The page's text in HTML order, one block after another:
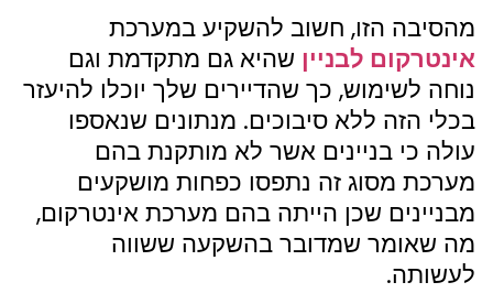
מהסיבה הזו, חשוב להשקיע במערכת
אינטרקום לבניין שהיא גם מתקדמת וגם
נוחה לשימוש, כך שהדיירים שלך יוכלו להיעזר
בכלי הזה ללא סיבוכים. מנתונים שנאספו
עולה כי בניינים אשר לא מותקנת בהם
מערכת מסוג זה נתפסו כפחות מושקעים
מבניינים שכן הייתה בהם מערכת אינטרקום,
מה שאומר שמדובר בהשקעה ששווה
לעשותה.